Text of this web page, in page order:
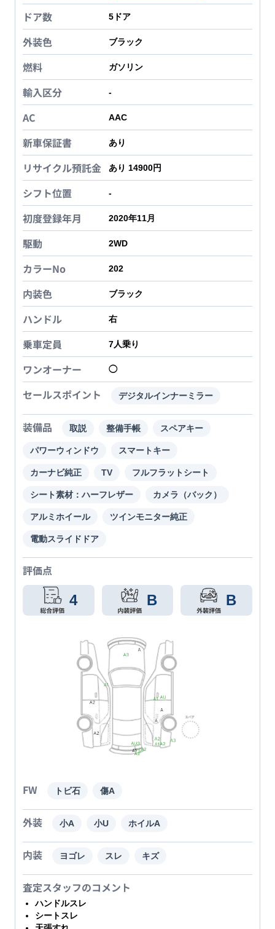
ドア数 5 ドア
外装色 ブラック
燃料 ガソリン
輸入区分 -
AC AAC
新車保証書 あり
リサイクル預託金 あり 14900円
シフト位置 -
初度登録年月 2020年11月
駆動 2WD
カラーNo 202
内装色 ブラック
ハンドル 右
乗車定員 7人乗り
ワンオーナー ◯
セールスポイント デジタルインナーミラー
装備品 取説 整備手帳 スペアキー
パワーウィンドウ スマートキー
カーナビ純正 TV フルフラットシート
シート素材：ハーフレザー カメラ（バック）
アルミホイール ツインモニター純正
電動スライドドア
評価点
4 B B
FW トビ石 傷A
外装 小A 小U ホイルA
内装 ヨゴレ スレ キズ
査定スタッフのコメント
ハンドルスレ
シートスレ